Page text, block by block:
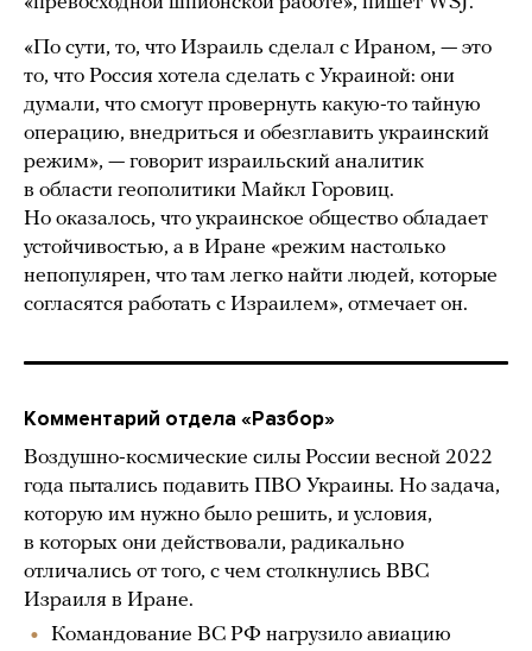
«По сути, то, что Израиль сделал с Ираном, — это
то, что Россия хотела сделать с Украиной: они
думали, что смогут провернуть какую-то тайную
операцию, внедриться и обезглавить украинский
режим», — говорит израильский аналитик
в области геополитики Майкл Горовиц.
Но оказалось, что украинское общество обладает
устойчивостью, а в Иране «режим настолько
непопулярен, что там легко найти людей, которые
согласятся работать с Израилем», отмечает он.
Комментарий отдела «Разбор»
Воздушно-космические силы России весной 2022
года пытались подавить ПВО Украины. Но задача,
которую им нужно было решить, и условия,
в которых они действовали, радикально
отличались от того, с чем столкнулись ВВС
Израиля в Иране.
Командование ВС РФ нагрузило авиацию